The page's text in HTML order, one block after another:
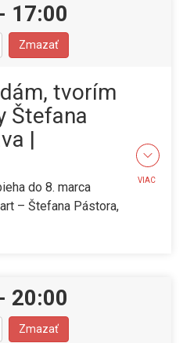
17:00
Zmazať
tvorím
Štefana
|
do 8. marca
– Štefana Pástora,
VIAC
20:00
Zmazať